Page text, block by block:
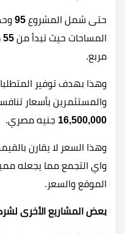
حتى شمل المشروع 95
المساحات حيث تبدأ من 55
مربع.
وهذا بهدف توفير
والمستثمرين بأسعار
16,500,000 جنيه مصري.
وهذا السعر لا يقارن
واي التجمع مما يجعله
الموقع والسعر.
بعض المشاريع الأخرى